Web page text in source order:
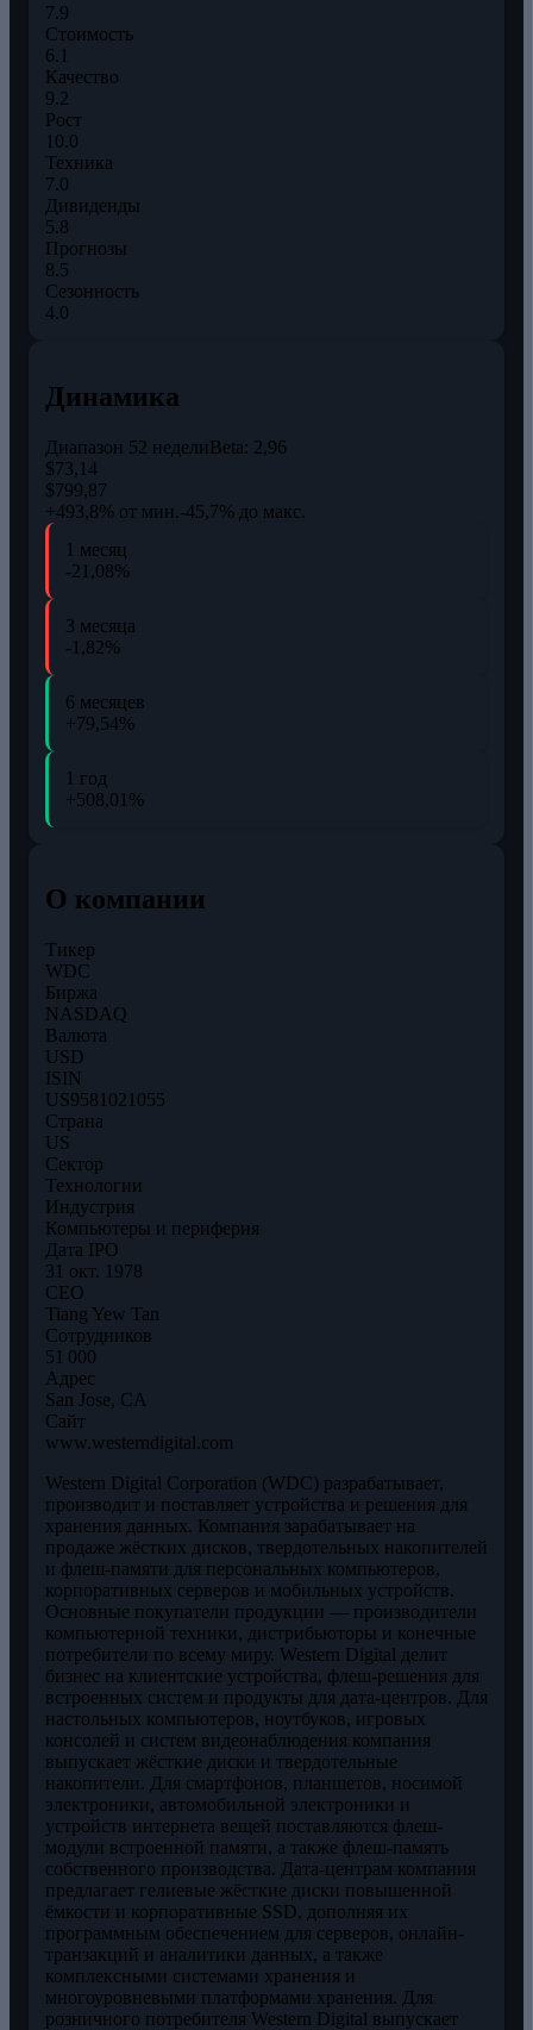
7.9
Стоимость
6.1
Качество
9.2
Рост
10.0
Техника
7.0
Дивиденды
5.8
Прогнозы
8.5
Сезонность
4.0
Динамика
Диапазон 52 неделиBeta: 2,96
$73,14
$799,87
+493,8% от мин.-45,7% до макс.
1 месяц
-21,08%
3 месяца
-1,82%
6 месяцев
+79,54%
1 год
+508,01%
О компании
Тикер
WDC
Биржа
NASDAQ
Валюта
USD
ISIN
US9581021055
Страна
US
Сектор
Технологии
Индустрия
Компьютеры и периферия
Дата IPO
31 окт. 1978
CEO
Tiang Yew Tan
Сотрудников
51 000
Адрес
San Jose, CA
Сайт
www.westerndigital.com
Western Digital Corporation (WDC) разрабатывает,
производит и поставляет устройства и решения для
хранения данных. Компания зарабатывает на
продаже жёстких дисков, твердотельных накопителей
и флеш-памяти для персональных компьютеров,
корпоративных серверов и мобильных устройств.
Основные покупатели продукции — производители
компьютерной техники, дистрибьюторы и конечные
потребители по всему миру. Western Digital делит
бизнес на клиентские устройства, флеш-решения для
встроенных систем и продукты для дата-центров. Для
настольных компьютеров, ноутбуков, игровых
консолей и систем видеонаблюдения компания
выпускает жёсткие диски и твердотельные
накопители. Для смартфонов, планшетов, носимой
электроники, автомобильной электроники и
устройств интернета вещей поставляются флеш-
модули встроенной памяти, а также флеш-память
собственного производства. Дата-центрам компания
предлагает гелиевые жёсткие диски повышенной
ёмкости и корпоративные SSD, дополняя их
программным обеспечением для серверов, онлайн-
транзакций и аналитики данных, а также
комплексными системами хранения и
многоуровневыми платформами хранения. Для
розничного потребителя Western Digital выпускает